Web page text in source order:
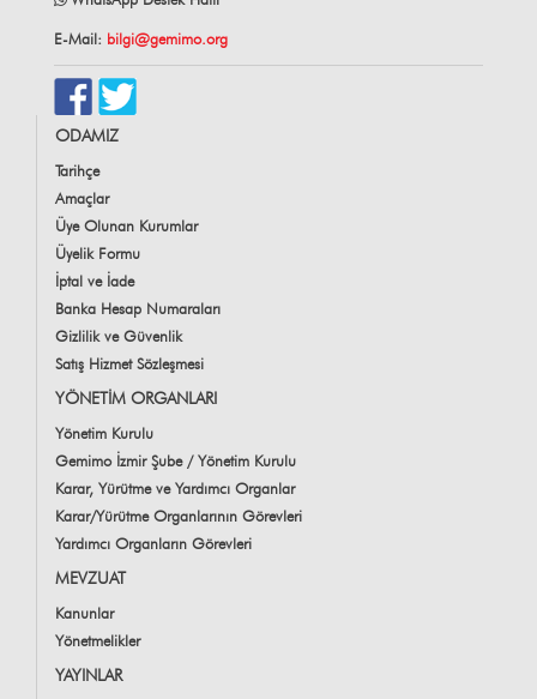
E-Mail: bilgi@gemimo.org
ODAMIZ
Tarihçe
Amaçlar
Üye Olunan Kurumlar
Üyelik Formu
İptal ve İade
Banka Hesap Numaraları
Gizlilik ve Güvenlik
Satış Hizmet Sözleşmesi
YÖNETİM ORGANLARI
Yönetim Kurulu
Gemimo İzmir Şube / Yönetim Kurulu
Karar, Yürütme ve Yardımcı Organlar
Karar/Yürütme Organlarının Görevleri
Yardımcı Organların Görevleri
MEVZUAT
Kanunlar
Yönetmelikler
YAYINLAR